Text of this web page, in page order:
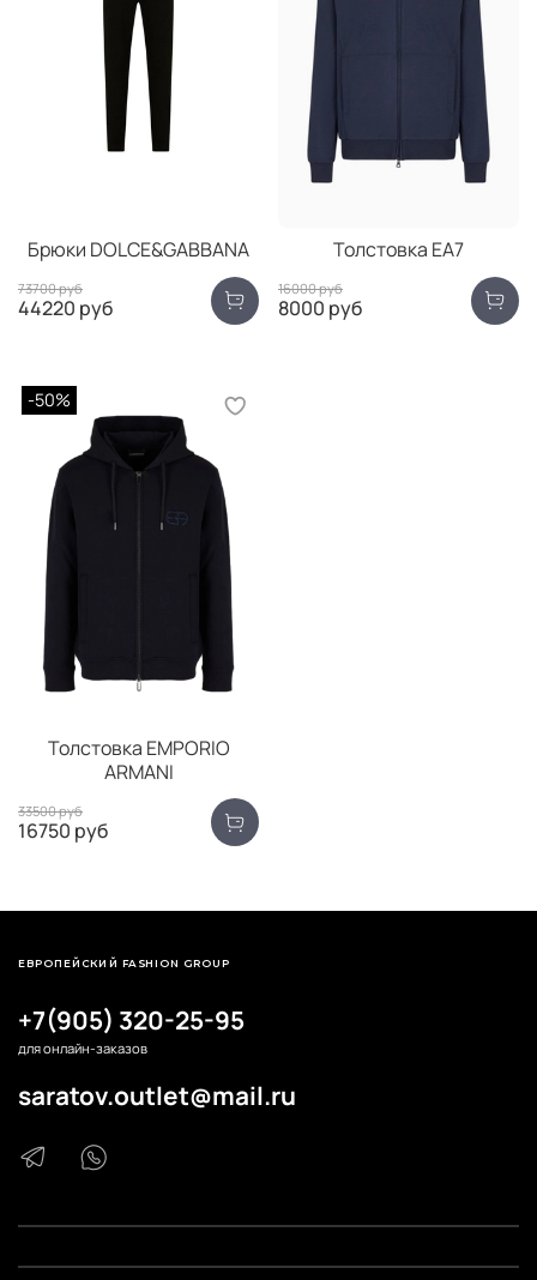
Брюки DOLCE&GABBANA
73700 руб
44220 руб
Толстовка EA7
16000 руб
8000 руб
-50%
Толстовка EMPORIO
ARMANI
33500 руб
16750 руб
+7(905) 320-25-95
для онлайн-заказов
saratov.outlet@mail.ru
ЕВРОПЕЙСКИЙ FASHION GROUP